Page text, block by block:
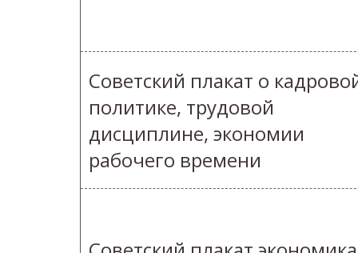
Советский плакат о
политике, трудовой
дисциплине, экономии
рабочего времени